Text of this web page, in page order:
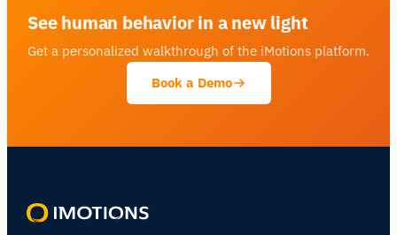
See human behavior in a new light
Get a personalized walkthrough of the iMotions platform.
Book a Demo